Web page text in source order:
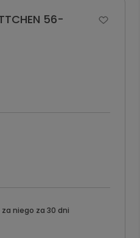
56-
za niego za 30 dni